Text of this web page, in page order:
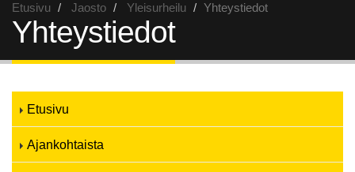
Etusivu Jaosto Yleisurheilu Yhteystiedot
Yhteystiedot
Etusivu
Ajankohtaista